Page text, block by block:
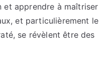
apprendre à maîtriser
et particulièrement le
se révèlent être des